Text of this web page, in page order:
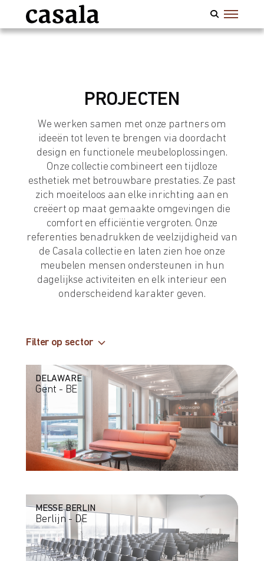
PROJECTEN
We werken samen met onze partners om
ideeën tot leven te brengen via doordacht
design en functionele meubeloplossingen.
Onze collectie combineert een tijdloze
esthetiek met betrouwbare prestaties. Ze past
zich moeiteloos aan elke inrichting aan en
creëert op maat gemaakte omgevingen die
comfort en efficiëntie vergroten. Onze
referenties benadrukken de veelzijdigheid van
de Casala collectie en laten zien hoe onze
meubelen mensen ondersteunen in hun
dagelijkse activiteiten en elk interieur een
onderscheidend karakter geven.
Filter op sector
DELAWARE
Gent - BE
MESSE BERLIN
Berlijn - DE